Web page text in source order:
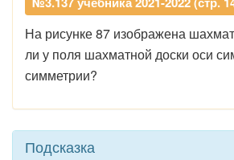
На рисунке 87 изображена
ли у поля шахматной доски оси
симметрии?
Подсказка